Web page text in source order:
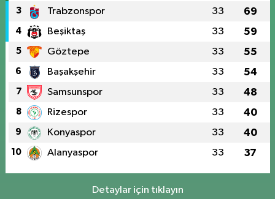
3 Trabzonspor 33 69
4 Beşiktaş 33 59
5 Göztepe 33 55
6 Başakşehir 33 54
7 Samsunspor 33 48
8 Rizespor 33 40
9 Konyaspor 33 40
10 Alanyaspor 33 37
Detaylar için tıklayın